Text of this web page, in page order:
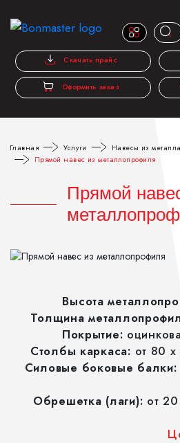
Скачать прайс
Оформить заказ
Главная Услуги
Навесы из
Прямой навес из металлопрофиля
Прямой
Высота
Толщина
Покрытие:
Столбы каркаса: от 80
Силовые боковые балки:
Обрешетка (лаги): от